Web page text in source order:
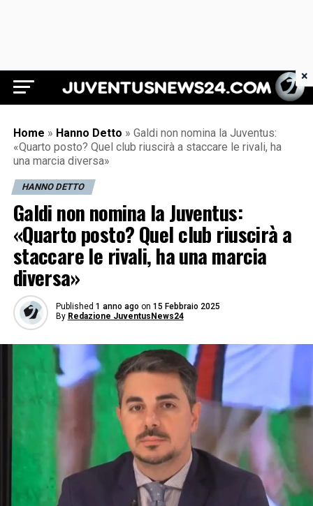
Juventus News 24
Home » Hanno Detto » Galdi non nomina la Juventus:
«Quarto posto? Quel club riuscirà a staccare le rivali, ha
una marcia diversa»
HANNO DETTO
Galdi non nomina la Juventus:
«Quarto posto? Quel club riuscirà a
staccare le rivali, ha una marcia
diversa»
Published 1 anno ago on 15 Febbraio 2025
By Redazione JuventusNews24
×